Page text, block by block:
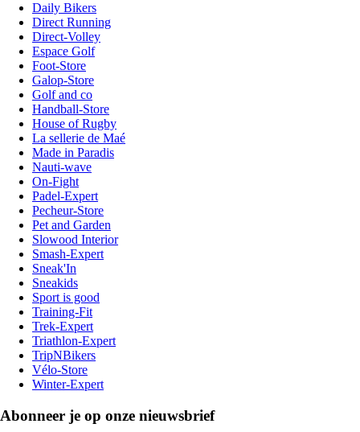
Daily Bikers
Direct Running
Direct-Volley
Espace Golf
Foot-Store
Galop-Store
Golf and co
Handball-Store
House of Rugby
La sellerie de Maé
Made in Paradis
Nauti-wave
On-Fight
Padel-Expert
Pecheur-Store
Pet and Garden
Slowood Interior
Smash-Expert
Sneak'In
Sneakids
Sport is good
Training-Fit
Trek-Expert
Triathlon-Expert
TripNBikers
Vélo-Store
Winter-Expert
Abonneer je op onze nieuwsbrief